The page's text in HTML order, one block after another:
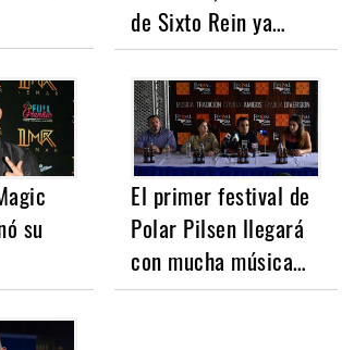
de Sixto Rein ya…
su
El primer festival de
Polar Pilsen llegará
con mucha música…